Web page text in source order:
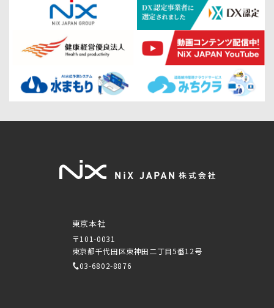
東京本社
〒101-0031
東京都千代田区東神田二丁目5番12号
03-6802-8876